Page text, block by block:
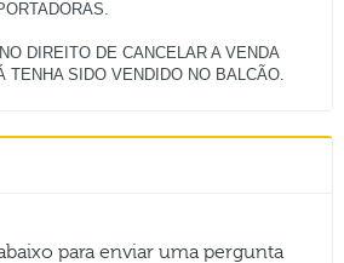
DIREITO DE CANCELAR A VENDA
para enviar uma pergunta